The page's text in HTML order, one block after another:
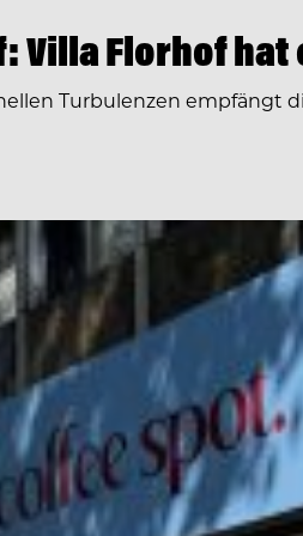
Villa Florhof
Turbulenzen empfängt